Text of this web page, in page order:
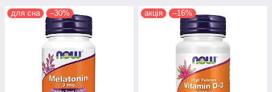
для сна –30% акція –16%